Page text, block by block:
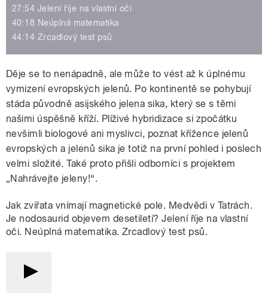
27:54 Jelení říje na vlastní oči
40:18 Neúplná matematika
44:14 Zrcadlový test psů
Děje se to nenápadně, ale může to vést až k úplnému
vymizení evropských jelenů. Po kontinentě se pohybují
stáda původně asijského jelena sika, který se s těmi
našimi úspěšně kříží. Plíživé hybridizace si zpočátku
nevšimli biologové ani myslivci, poznat křížence jelenů
evropských a jelenů sika je totiž na první pohled i poslech
velmi složité. Také proto přišli odborníci s projektem
„Nahrávejte jeleny!“.
Jak zvířata vnímají magnetické pole. Medvědi v Tatrách.
Je nodosaurid objevem desetiletí? Jelení říje na vlastní
oči. Neúplná matematika. Zrcadlový test psů.